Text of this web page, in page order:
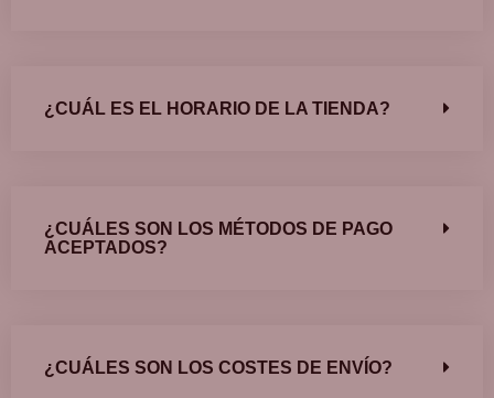
¿CUÁL ES EL HORARIO DE LA TIENDA?
¿CUÁLES SON LOS MÉTODOS DE PAGO
ACEPTADOS?
¿CUÁLES SON LOS COSTES DE ENVÍO?